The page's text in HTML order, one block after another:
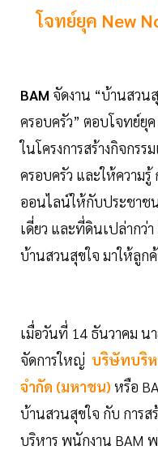
โจทย์ยุค New
BAM จัดงาน “บ้านสวน
ครอบครัว” ตอบโจทย์ยุ
ในโครงการสร้างกิจกร
ครอบครัว และให้ความ
ออนไลน์ให้กับประชาช
เดี่ยว และที่ดินเปล่ากว่
บ้านสวนสุขใจ มาให้ลูก
เมื่อวันที่ 14 ธันวาคม น
จัดการใหญ่ บริษัทบริ
จำกัด (มหาชน) หรือ
บ้านสวนสุขใจ กับ การส
บริหาร พนักงาน BAM